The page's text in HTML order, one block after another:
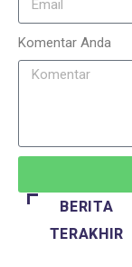
Komentar Anda
BERITA
TERAKHIR